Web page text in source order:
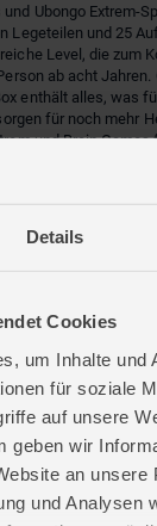
Details
Cookies
um Inhalte und
für soziale
auf unsere
geben wir
an unsere
und Analysen
Ubongo Extrem-
Legeteilen und 25
Level, die zum
ab acht Jahren.
enthält alles, was
für noch mehr
und Brain
&
Pausen, lange
aufgebaut. Schnell
kleinem Design